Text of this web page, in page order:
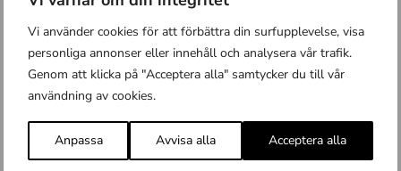
Vi använder cookies för att förbättra din surfupplevelse, visa
personliga annonser eller innehåll och analysera vår trafik.
Genom att klicka på "Acceptera alla" samtycker du till vår
användning av cookies.
Anpassa Avvisa alla Acceptera alla
När:Tisdag 7 oktober kl. 16–17.30
Var:Nerhammaren, Hargs bruk
Anmälan: Nej
Arrangör:Upplandsstiftelsen, Biotopia och Östhammars